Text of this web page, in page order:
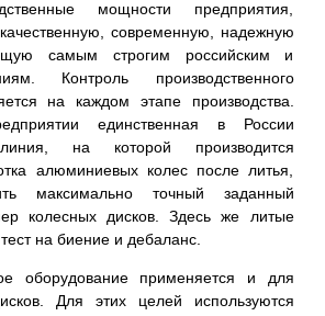
мощности предприятия,
качественную, современную, надежную
самым строгим российским и
Контроль производственного
на каждом этапе производства.
единственная в России
линия, на которой производится
алюминиевых колес после литья,
максимально точный заданный
колесных дисков. Здесь же литые
на биение и дебаланс.
оборудование применяется и для
Для этих целей используются